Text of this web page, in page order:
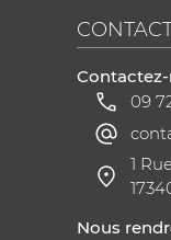
09
1
Nous